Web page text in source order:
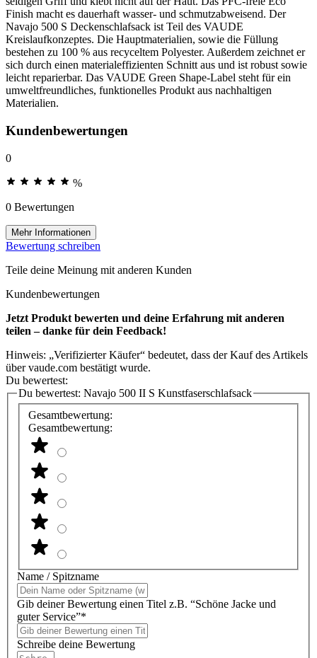
Finish macht es dauerhaft wasser- und schmutzabweisend. Der
Navajo 500 S Deckenschlafsack ist Teil des VAUDE
Kreislaufkonzeptes. Die Hauptmaterialien, sowie die Füllung
bestehen zu 100 % aus recyceltem Polyester. Außerdem zeichnet er
sich durch einen materialeffizienten Schnitt aus und ist robust sowie
leicht reparierbar. Das VAUDE Green Shape-Label steht für ein
umweltfreundliches, funktionelles Produkt aus nachhaltigen
Materialien.
Kundenbewertungen
0
%
0 Bewertungen
Mehr Informationen
Bewertung schreiben
Teile deine Meinung mit anderen Kunden
Kundenbewertungen
Jetzt Produkt bewerten und deine Erfahrung mit anderen
teilen – danke für dein Feedback!
Hinweis: „Verifizierter Käufer“ bedeutet, dass der Kauf des Artikels
über vaude.com bestätigt wurde.
Du bewertest:
Du bewertest: Navajo 500 II S Kunstfaserschlafsack
Gesamtbewertung:
Gesamtbewertung:
Name / Spitzname
Gib deiner Bewertung einen Titel z.B. “Schöne Jacke und
guter Service”*
Schreibe deine Bewertung